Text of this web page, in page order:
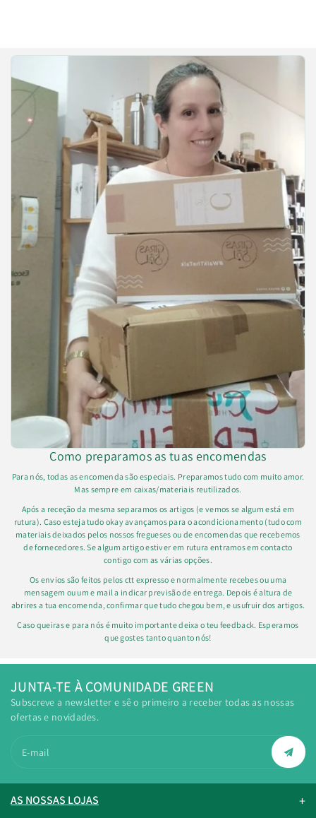
Como preparamos as tuas encomendas
Para nós, todas as encomenda são especiais. Preparamos tudo com muito amor.
Mas sempre em caixas/materiais reutilizados.
Após a receção da mesma separamos os artigos (e vemos se algum está em
rutura). Caso esteja tudo okay avançamos para o acondicionamento (tudo com
materiais deixados pelos nossos fregueses ou de encomendas que recebemos
de fornecedores. Se algum artigo estiver em rutura entramos em contacto
contigo com as várias opções.
Os envios são feitos pelos ctt expresso e normalmente recebes ou uma
mensagem ou um e mail a indicar previsão de entrega. Depois é altura de
abrires a tua encomenda, confirmar que tudo chegou bem, e usufruir dos artigos.
Caso queiras e para nós é muito importante deixa o teu feedback. Esperamos
que gostes tanto quanto nós!
JUNTA-TE À COMUNIDADE GREEN
Subscreve a newsletter e sê o primeiro a receber todas as nossas
ofertas e novidades.
E-mail
AS NOSSAS LOJAS